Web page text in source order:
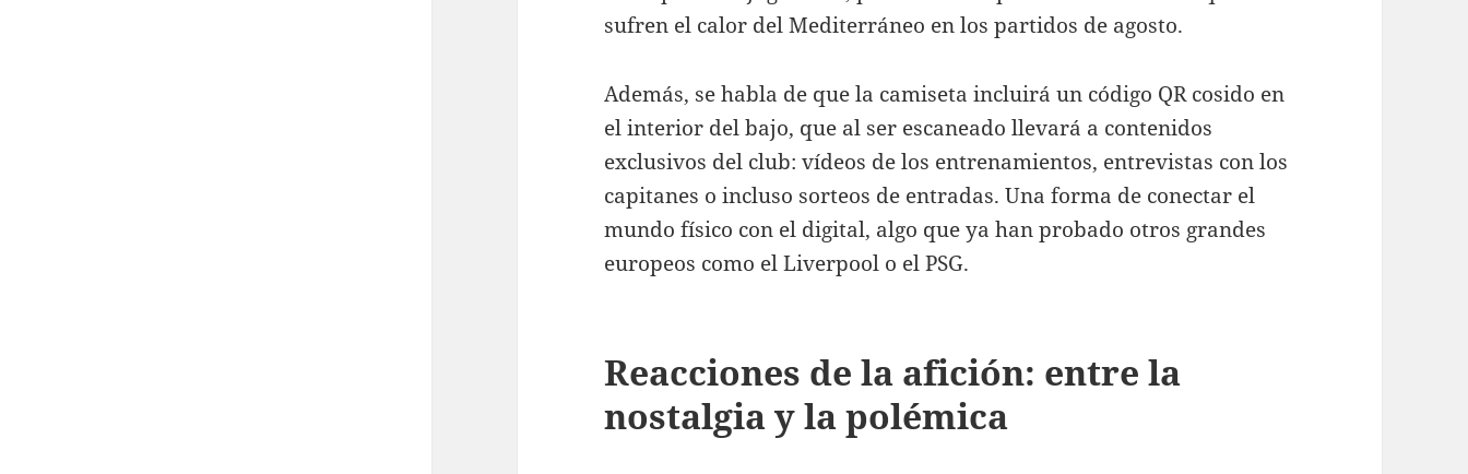
sufren el calor del Mediterráneo en los partidos de agosto.
Además, se habla de que la camiseta incluirá un código QR cosido en
el interior del bajo, que al ser escaneado llevará a contenidos
exclusivos del club: vídeos de los entrenamientos, entrevistas con los
capitanes o incluso sorteos de entradas. Una forma de conectar el
mundo físico con el digital, algo que ya han probado otros grandes
europeos como el Liverpool o el PSG.
Reacciones de la afición: entre la
nostalgia y la polémica